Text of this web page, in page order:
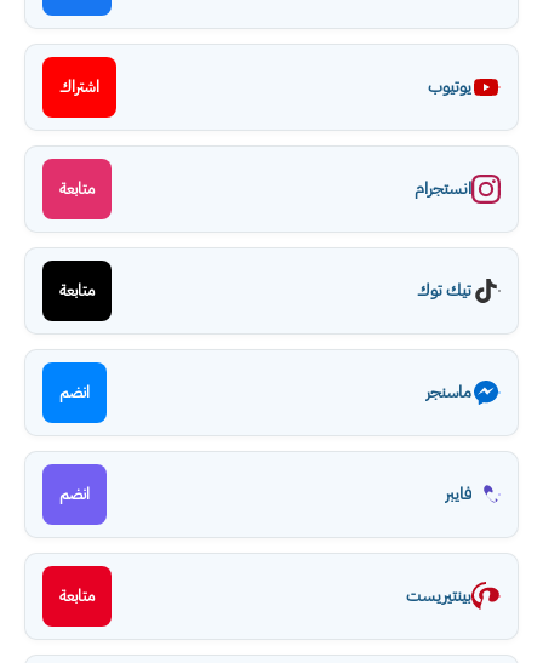
يوتيوب اشتراك
انستجرام متابعة
تيك توك متابعة
ماسنجر انضم
فايبر انضم
بينتيريست متابعة